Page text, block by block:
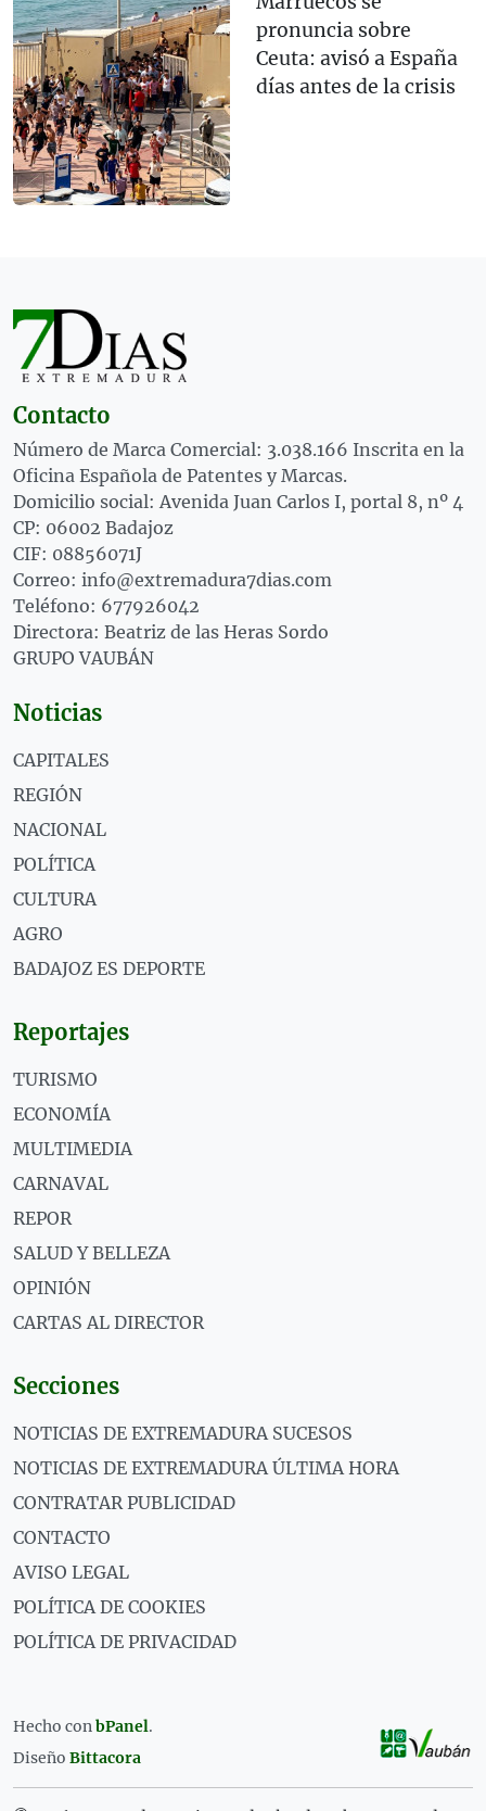
pronuncia sobre
Ceuta: avisó a España
días antes de la crisis
Contacto
Número de Marca Comercial: 3.038.166 Inscrita en la
Oficina Española de Patentes y Marcas.
Domicilio social: Avenida Juan Carlos I, portal 8, nº 4
CP: 06002 Badajoz
CIF: 08856071J
Correo: info@extremadura7dias.com
Teléfono: 677926042
Directora: Beatriz de las Heras Sordo
GRUPO VAUBÁN
Noticias
CAPITALES
REGIÓN
NACIONAL
POLÍTICA
CULTURA
AGRO
BADAJOZ ES DEPORTE
Reportajes
TURISMO
ECONOMÍA
MULTIMEDIA
CARNAVAL
REPOR
SALUD Y BELLEZA
OPINIÓN
CARTAS AL DIRECTOR
Secciones
NOTICIAS DE EXTREMADURA SUCESOS
NOTICIAS DE EXTREMADURA ÚLTIMA HORA
CONTRATAR PUBLICIDAD
CONTACTO
AVISO LEGAL
POLÍTICA DE COOKIES
POLÍTICA DE PRIVACIDAD
Hecho conbPanel.
Diseño Bittacora